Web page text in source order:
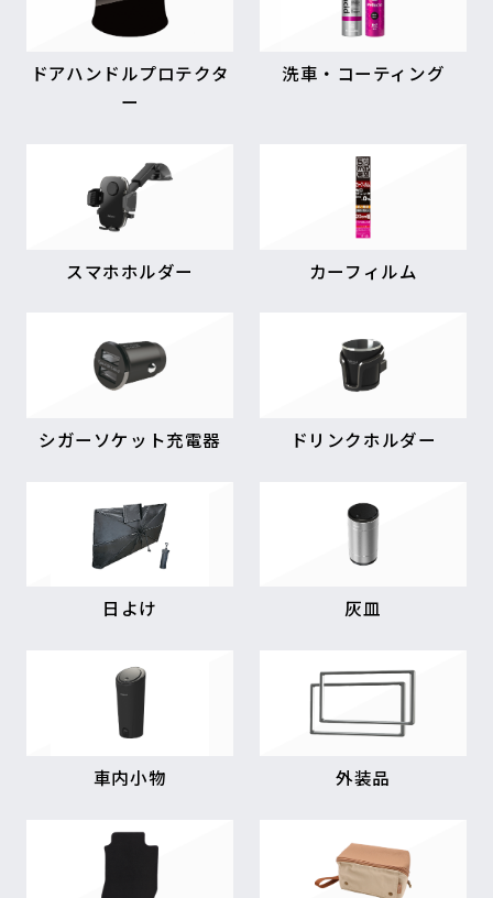
ドアハンドルプロテクタ
ー
洗車・コーティング
スマホホルダー カーフィルム
シガーソケット充電器 ドリンクホルダー
日よけ 灰皿
車内小物 外装品